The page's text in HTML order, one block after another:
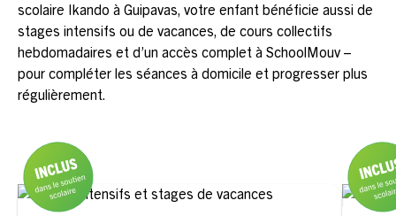
scolaire Ikando à Guipavas, votre enfant bénéficie aussi de
stages intensifs ou de vacances, de cours collectifs
hebdomadaires et d’un accès complet à SchoolMouv –
pour compléter les séances à domicile et progresser plus
régulièrement.